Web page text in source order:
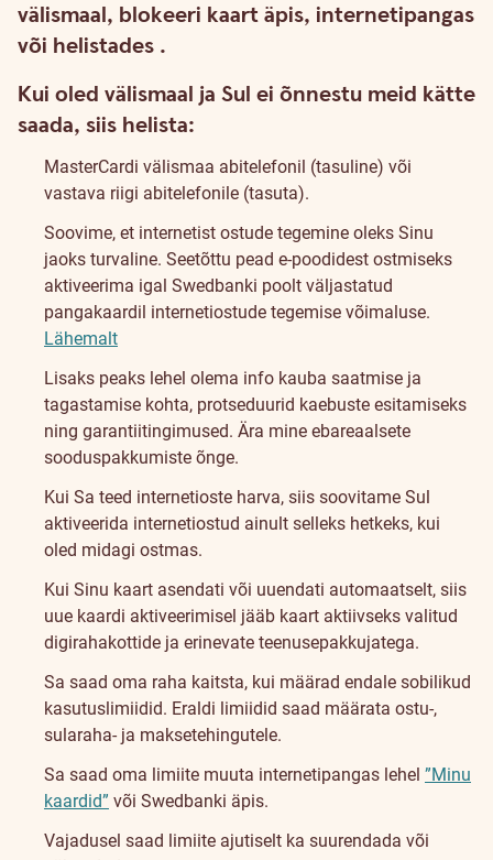
välismaal, blokeeri kaart äpis, internetipangas
või helistades .
Kui oled välismaal ja Sul ei õnnestu meid kätte
saada, siis helista:
MasterCardi välismaa abitelefonil (tasuline) või
vastava riigi abitelefonile (tasuta).
Soovime, et internetist ostude tegemine oleks Sinu
jaoks turvaline. Seetõttu pead e-poodidest ostmiseks
aktiveerima igal Swedbanki poolt väljastatud
pangakaardil internetiostude tegemise võimaluse.
Lähemalt
Lisaks peaks lehel olema info kauba saatmise ja
tagastamise kohta, protseduurid kaebuste esitamiseks
ning garantiitingimused. Ära mine ebareaalsete
sooduspakkumiste õnge.
Kui Sa teed internetioste harva, siis soovitame Sul
aktiveerida internetiostud ainult selleks hetkeks, kui
oled midagi ostmas.
Kui Sinu kaart asendati või uuendati automaatselt, siis
uue kaardi aktiveerimisel jääb kaart aktiivseks valitud
digirahakottide ja erinevate teenusepakkujatega.
Sa saad oma raha kaitsta, kui määrad endale sobilikud
kasutuslimiidid. Eraldi limiidid saad määrata ostu-,
sularaha- ja maksetehingutele.
Sa saad oma limiite muuta internetipangas lehel ”Minu
kaardid” või Swedbanki äpis.
Vajadusel saad limiite ajutiselt ka suurendada või